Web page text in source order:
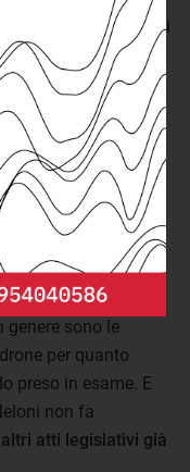
la tipologia di leggi
attività l’attuale
legge di bilancio. Si
paese. Negli
(il Prodi I nel
tipo durante i
relativo
meno rilevanti dal
genere sono le
per quanto
preso in esame. E
non fa
atti legislativi già